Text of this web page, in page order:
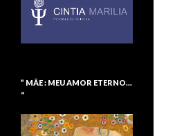
” MÃE : MEU AMOR ETERNO…
“